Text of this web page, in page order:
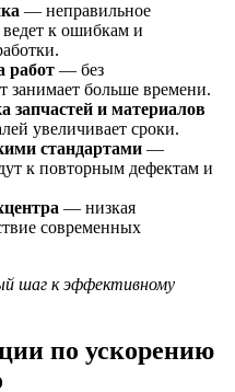
— неправильное
к ошибкам и
работ — без
занимает больше времени.
запчастей и материалов
увеличивает сроки.
стандартами —
к повторным дефектам и
— низкая
современных
шаг к эффективному
по ускорению